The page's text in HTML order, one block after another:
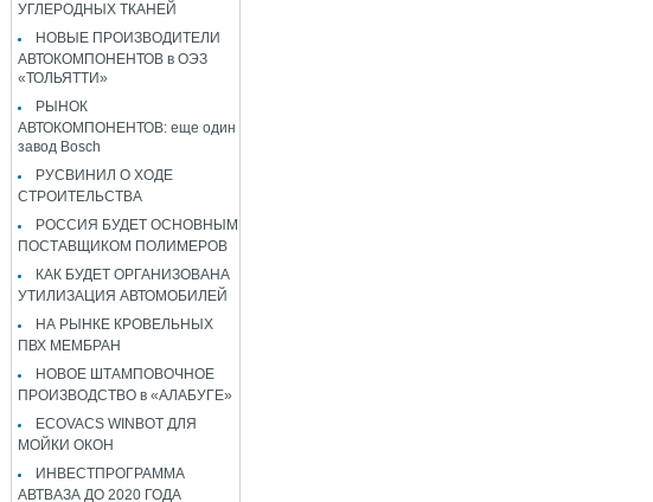
УГЛЕРОДНЫХ ТКАНЕЙ
НОВЫЕ ПРОИЗВОДИТЕЛИ
АВТОКОМПОНЕНТОВ в ОЭЗ
«ТОЛЬЯТТИ»
РЫНОК
АВТОКОМПОНЕНТОВ: еще один
завод Bosch
РУСВИНИЛ О ХОДЕ
СТРОИТЕЛЬСТВА
РОССИЯ БУДЕТ ОСНОВНЫМ
ПОСТАВЩИКОМ ПОЛИМЕРОВ
КАК БУДЕТ ОРГАНИЗОВАНА
УТИЛИЗАЦИЯ АВТОМОБИЛЕЙ
НА РЫНКЕ КРОВЕЛЬНЫХ
ПВХ МЕМБРАН
НОВОЕ ШТАМПОВОЧНОЕ
ПРОИЗВОДСТВО в «АЛАБУГЕ»
ECOVACS WINBOT ДЛЯ
МОЙКИ ОКОН
ИНВЕСТПРОГРАММА
АВТВАЗА ДО 2020 ГОДА